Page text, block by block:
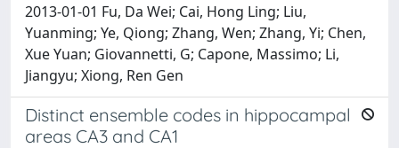
2013-01-01 Fu, Da Wei; Cai, Hong Ling; Liu,
Yuanming; Ye, Qiong; Zhang, Wen; Zhang, Yi; Chen,
Xue Yuan; Giovannetti, G; Capone, Massimo; Li,
Jiangyu; Xiong, Ren Gen
Distinct ensemble codes in hippocampal
areas CA3 and CA1